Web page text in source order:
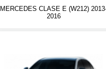
MERCEDES CLASE E (W212)
2016